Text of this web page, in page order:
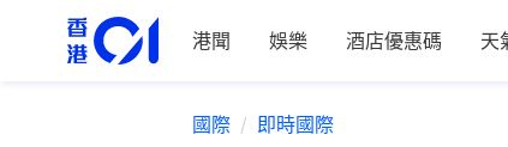
港聞 娛樂 酒店優惠碼 天
國際 即時國際